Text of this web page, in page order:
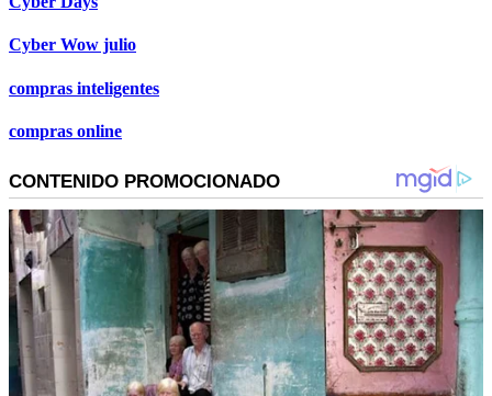
Cyber Wow julio
compras inteligentes
compras online